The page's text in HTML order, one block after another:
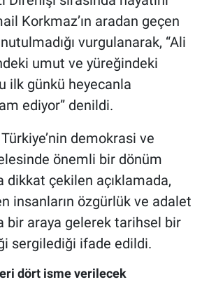
Korkmaz’ın aradan geçen
vurgulanarak, “Ali
umut ve yüreğindeki
ilk günkü heyecanla
ediyor” denildi.
demokrasi ve
önemli bir dönüm
dikkat çekilen açıklamada,
insanların özgürlük ve adalet
bir araya gelerek tarihsel bir
sergilediği ifade edildi.
dört isme verilecek